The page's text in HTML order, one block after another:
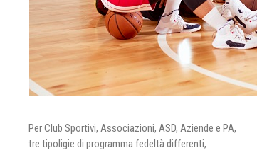
Per Club Sportivi, Associazioni, ASD, Aziende e PA,
tre tipoligie di programma fedeltà differenti,